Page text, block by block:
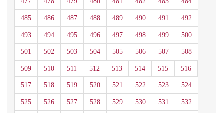
485 486 487 488 489 490 491 492
493 494 495 496 497 498 499 500
501 502 503 504 505 506 507 508
509 510 511 512 513 514 515 516
517 518 519 520 521 522 523 524
525 526 527 528 529 530 531 532